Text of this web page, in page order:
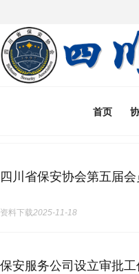
首页
四川省保安协会第五届
资料下载2025-11-18
保安服务公司设立审批